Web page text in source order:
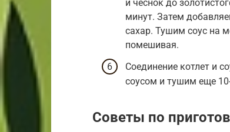
и чеснок до
минут. Затем
сахар. Тушим соус на
помешивая.
Соединение котлет и
соусом и тушим еще
Советы по